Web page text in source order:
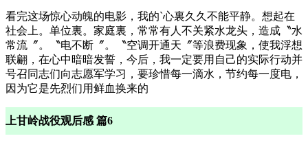
看完这场惊心动魄的电影，我的`心裏久久不能平静。想起在
社会上。单位裏。家庭裏，常常有人不关紧水龙头，造成〝水
常流〞。〝电不断〞。〝空调开通天〞等浪费现象，使我浮想
联翩，在心中暗暗发誓，今后，我一定要用自己的实际行动并
号召同志们向志愿军学习，要珍惜每一滴水，节约每一度电，
因为它是先烈们用鲜血换来的
上甘岭战役观后感 篇6